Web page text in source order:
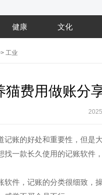
健康 文化
工业
猫费用做账分
记账的好处和重要性，但是
找一款长久使用的记账软件
软件，记账的分类很细致，